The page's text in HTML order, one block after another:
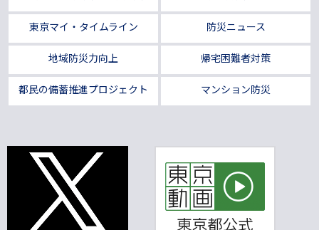
東京マイ・タイムライン 防災ニュース
地域防災力向上 帰宅困難者対策
都民の備蓄推進プロジェクト マンション防災